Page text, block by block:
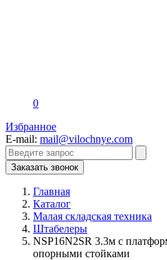
0
Избранное
E-mail: mail@vilochnye.com
Заказать звонок
Главная
Каталог
Малая складская техника
Штабелеры
NSP16N2SR 3.3м с
опорными стойками